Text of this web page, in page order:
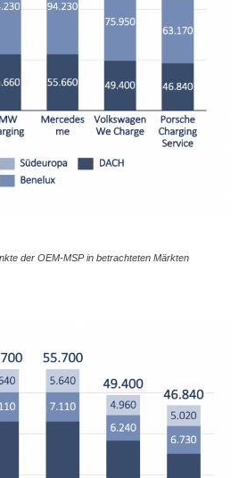
der OEM-MSP in betrachteten Märkten